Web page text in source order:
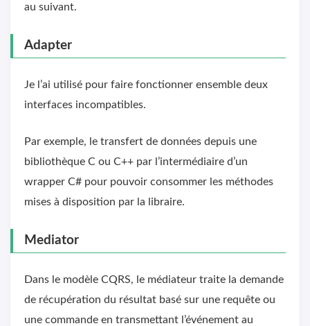
au suivant.
Adapter
Je l’ai utilisé pour faire fonctionner ensemble deux
interfaces incompatibles.
Par exemple, le transfert de données depuis une
bibliothèque C ou C++ par l’intermédiaire d’un
wrapper C# pour pouvoir consommer les méthodes
mises à disposition par la libraire.
Mediator
Dans le modèle CQRS, le médiateur traite la demande
de récupération du résultat basé sur une requête ou
une commande en transmettant l’événement au